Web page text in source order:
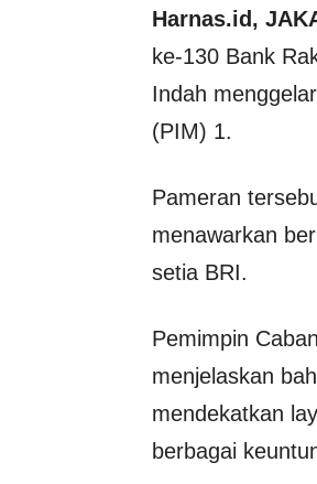
Harnas.id,
ke-130 Bank
Indah
(PIM) 1.
Pameran
menawarkan
setia BRI.
Pemimpin
menjelaskan
mendekatkan
berbagai